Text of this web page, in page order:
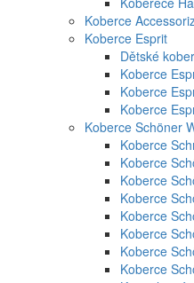
Koberce
Koberce Esprit
Dětské
Koberce
Koberce
Koberce
Koberce Schöner
Koberce
Koberce
Koberce
Koberce
Koberce
Koberce
Koberce
Koberce